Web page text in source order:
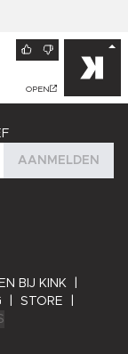
OPEN
AANMELDEN
BIJ KINK
STORE